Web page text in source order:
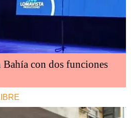
con dos funciones